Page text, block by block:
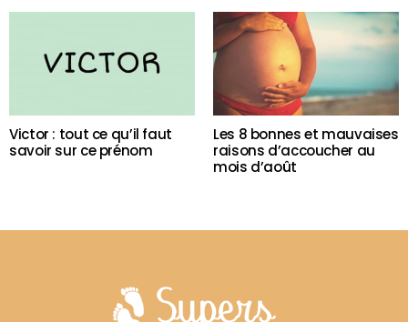
Victor : tout ce qu’il faut
savoir sur ce prénom
Les 8 bonnes et mauvaises
raisons d’accoucher au
mois d’août